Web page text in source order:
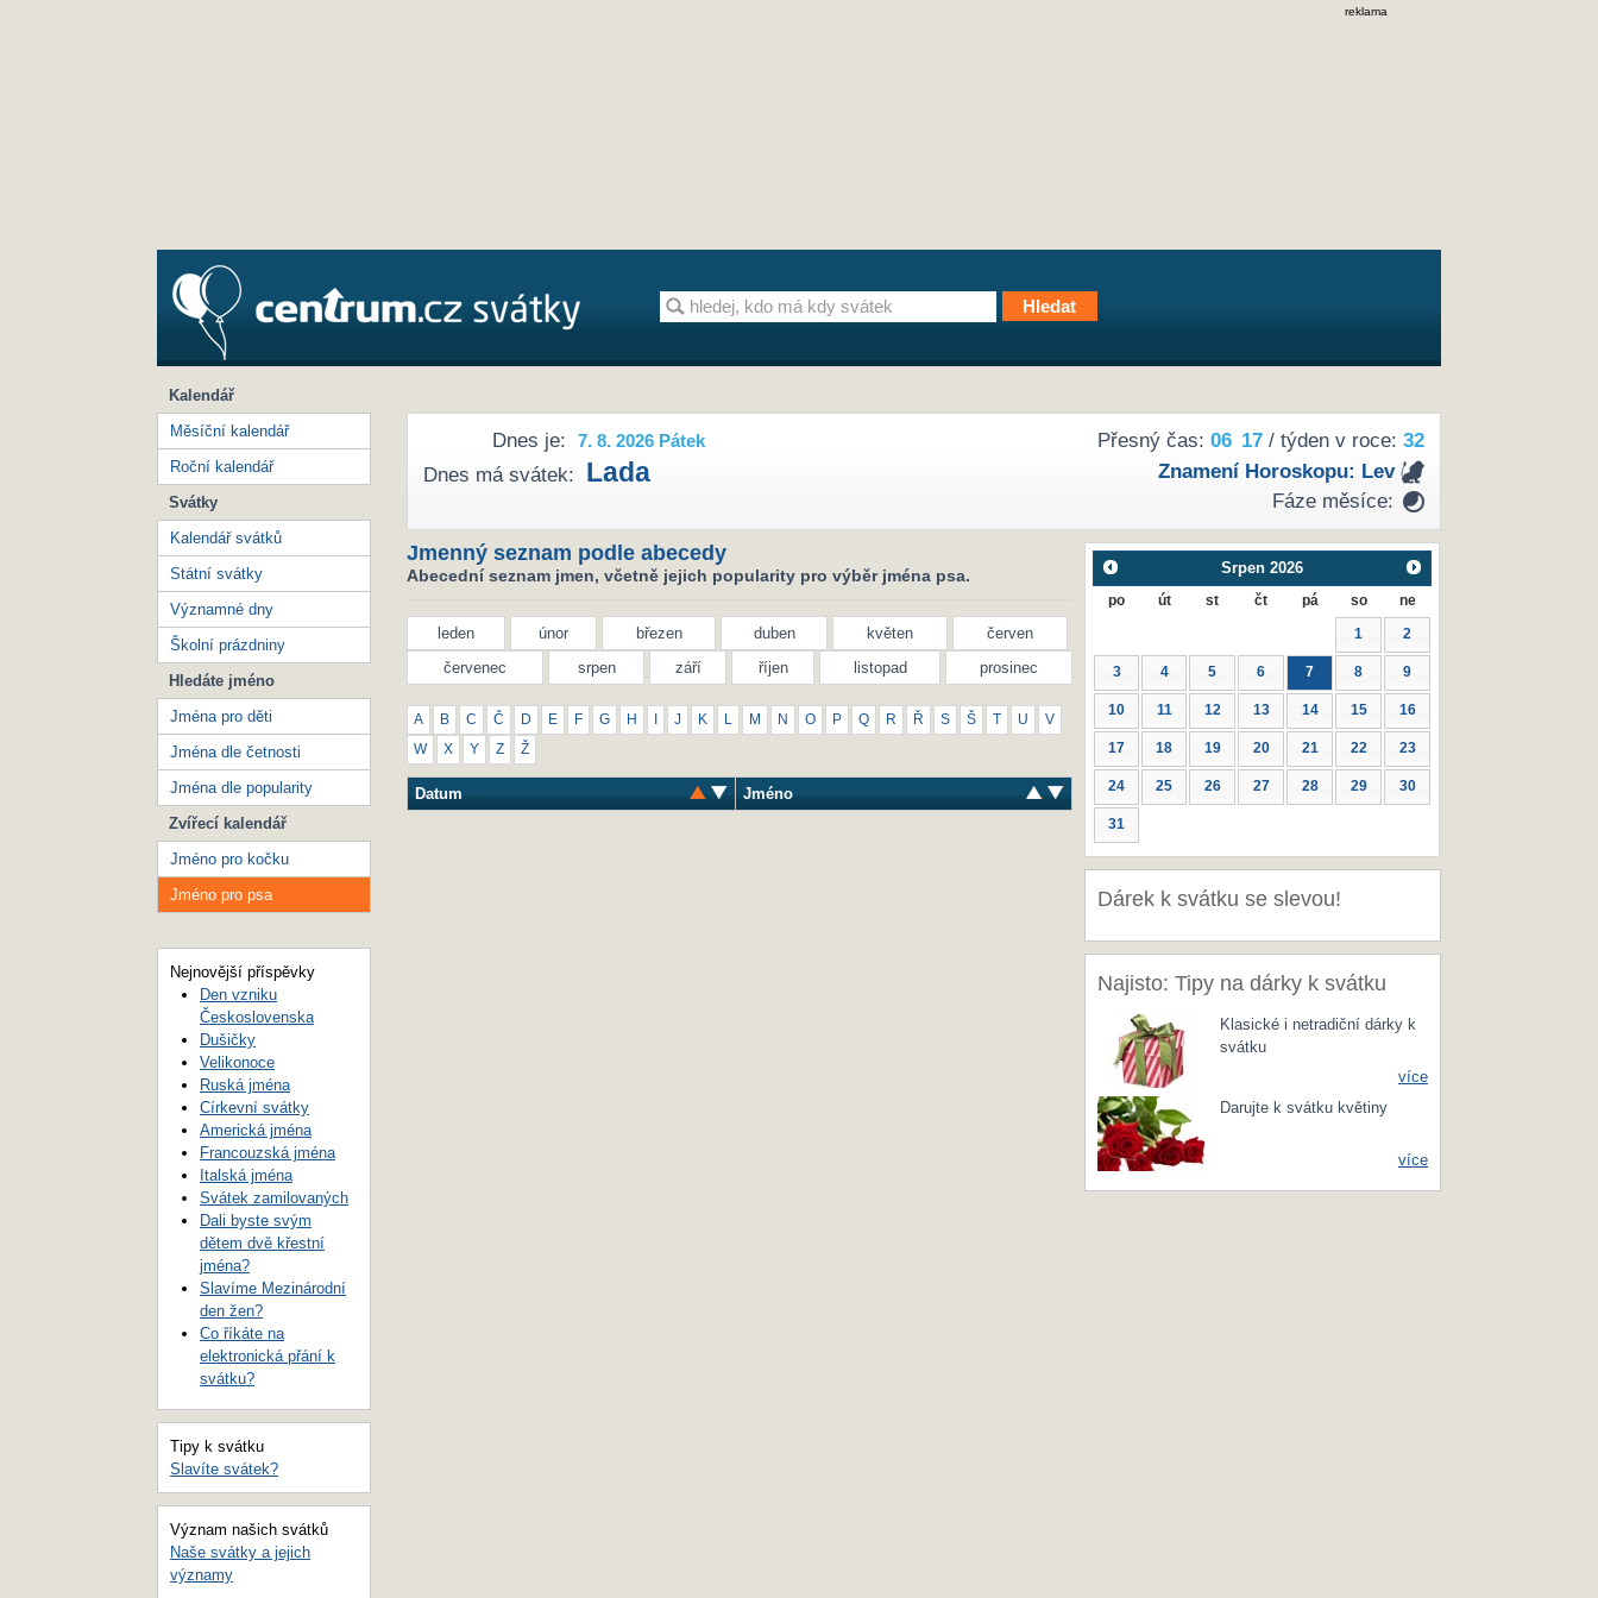
reklama
Přesný čas: 06 17/ týden v roce: 32
Znamení Horoskopu: Lev
Fáze měsíce:
Dnes je: 7. 8. 2026 Pátek
Dnes má svátek: Lada
Jmenný seznam podle abecedy
Abecední seznam jmen, včetně jejich popularity pro výběr jména psa.
leden únor březen duben květen
červen
červenec
srpen září říjen listopad prosinec
A B C Č D E F G H J K M N O P Q R Ř S Š T U V
W X Y Z Ž
Datum Jméno
Srpen 2026
po út st čt pá so ne
1 2
3 4 5 6 7 8 9
10 11 12 13 14 15 16
17 18 19 20 21 22 23
24 25 26 27 28 29 30
31
Dárek k svátku se slevou!
Najisto: Tipy na dárky k svátku
Klasické i netradiční dárky k
svátku
více
Darujte k svátku květiny
více
Kalendář
Měsíční kalendář
Roční kalendář
Svátky
Kalendář svátků
Státní svátky
Významné dny
Školní prázdniny
Hledáte jméno
Jména pro děti
Jména dle četnosti
Jména dle popularity
Zvířecí kalendář
Jméno pro kočku
Jméno pro psa
Nejnovější příspěvky
Den vzniku
Československa
Dušičky
Velikonoce
Ruská jména
Církevní svátky
Americká jména
Francouzská jména
Italská jména
Svátek zamilovaných
Dali byste svým
dětem dvě křestní
jména?
Slavíme Mezinárodní
den žen?
Co říkáte na
elektronická přání k
svátku?
Tipy k svátku
Slavíte svátek?
Význam našich svátků
Naše svátky a jejich
významy